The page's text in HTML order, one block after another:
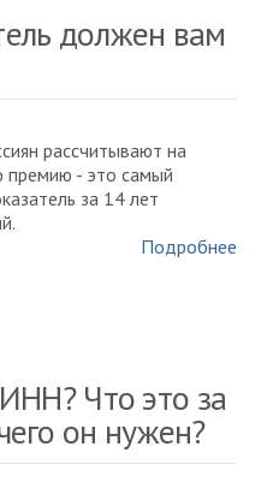
должен вам
рассчитывают на
премию - это самый
за 14 лет
Подробнее
Что это за
он нужен?